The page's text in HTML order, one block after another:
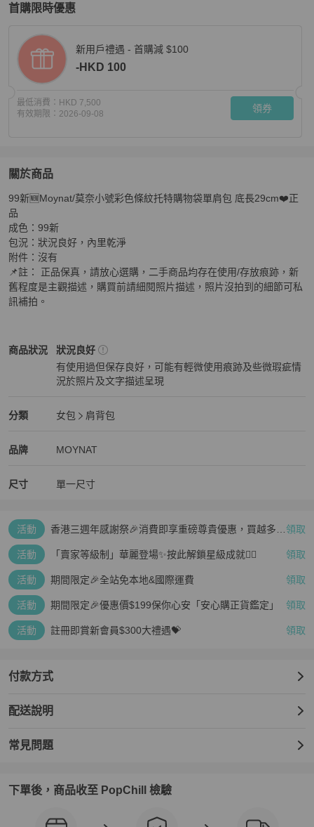
首購限時優惠
新用戶禮遇 - 首購減 $100
-HKD 100
最低消費： HKD 7,500
有效期限： 2026-09-08 領券
關於商品
關於✨ 99新🆕Moynat/莫奈小號彩色條紋托特購物袋單肩包
99新🆕Moynat/莫奈小號彩色條紋托特購物袋單肩包 底長29cm❤️正
品
成色：99新
包況：狀況良好，內里乾淨
附件：沒有
📌註： 正品保真，請放心選購，二手商品均存在使用/存放痕跡，新
舊程度是主觀描述，購買前請細閱照片描述，照片沒拍到的細節可私
訊補拍。
商品狀況
MOYNAT 女包商品狀態與細節
狀況良好
有使用過但保存良好，可能有輕微使用痕跡及些微瑕疵情
況於照片及文字描述呈現
分類
MOYNAT 女包分類資訊
女包
肩背包
品牌
MOYNAT 精品女包品牌介紹
MOYNAT
MOYNAT 推薦清單
尺寸 單一尺寸
活動
香港三週年感謝祭🎉消費即享重磅尊貴優惠，買越多、 領取
活動 「賣家等級制」華麗登場✨按此解鎖星級成就👆🏻 領取
活動 期間限定🎉全站免本地&國際運費 領取
活動 期間限定🎉優惠價$199保你心安「安心購正貨鑑定」 領取
活動 註冊即賞新會員$300大禮遇💝 領取
付款方式
配送說明
常見問題
下單後，商品收至 PopChill 檢驗